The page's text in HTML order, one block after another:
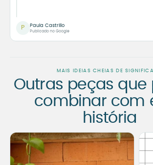
P Paula Castrillo
Publicado no Google
MAIS IDEIAS CHEIAS DE
Outras peças que
combinar com
história